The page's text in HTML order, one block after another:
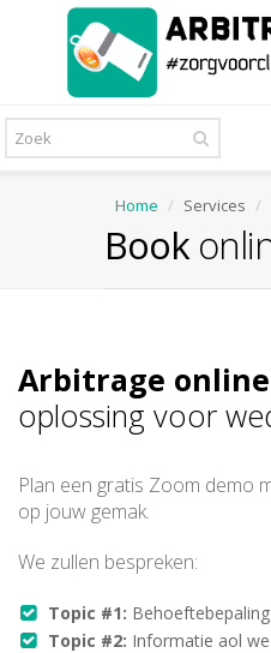
Home Services
Book
Arbitrage online
oplossing voor
Plan een gratis Zoom demo
op jouw gemak.
We zullen bespreken:
Topic #1:
Topic #2: Informatie aol